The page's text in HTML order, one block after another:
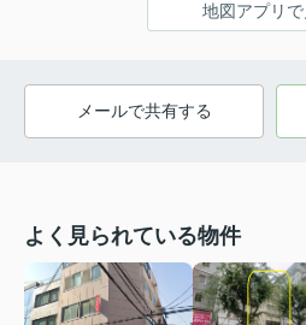
地図アプリで
メールで共有する
よく見られている物件